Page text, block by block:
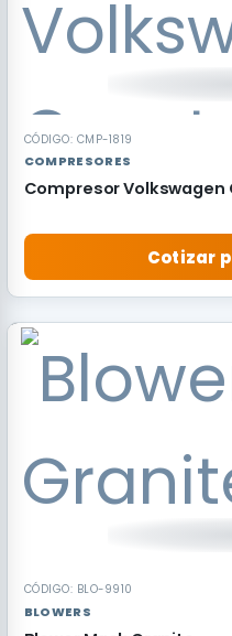
CÓDIGO: CMP-1819
COMPRESORES
Compresor Volkswagen
Cotizar
RECOMENDADO
CÓDIGO: BLO-9910
BLOWERS